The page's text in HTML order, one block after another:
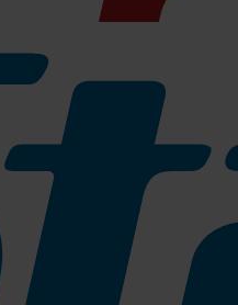
36V/120A
geliefert.